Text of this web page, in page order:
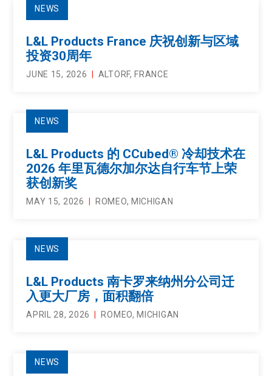
NEWS
L&L Products France 庆祝创新与区域
投资30周年
JUNE 15, 2026 ALTORF, FRANCE
NEWS
L&L Products 的 CCubed® 冷却技术在
2026 年里瓦德尔加尔达自行车节上荣
获创新奖
MAY 15, 2026 ROMEO, MICHIGAN
NEWS
L&L Products 南卡罗来纳州分公司迁
入更大厂房，面积翻倍
APRIL 28, 2026 ROMEO, MICHIGAN
NEWS